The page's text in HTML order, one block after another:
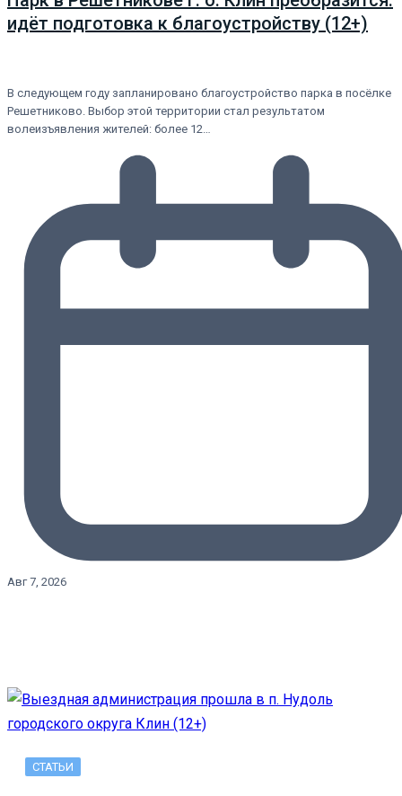
идёт подготовка к благоустройству (12+)
В следующем году запланировано благоустройство парка в посёлке
Решетниково. Выбор этой территории стал результатом
волеизъявления жителей: более 12…
Авг 7, 2026
СТАТЬИ